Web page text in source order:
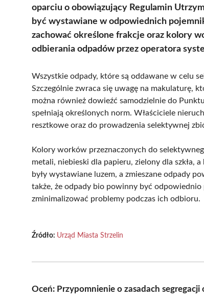
oparciu o obowiązujący Regulamin
być wystawiane w odpowiednich
zachować określone frakcje oraz kolory
odbierania odpadów przez operatora
Wszystkie odpady, które są oddawane w celu
Szczególnie zwraca się uwagę na makulaturę,
można również dowieźć samodzielnie do
spełniają określonych norm. Właściciele
resztkowe oraz do prowadzenia selektywnej
Kolory worków przeznaczonych do
metali, niebieski dla papieru, zielony dla szkła,
były wystawiane luzem, a zmieszane odpady
także, że odpady bio powinny być
zminimalizować problemy podczas ich odbioru.
Źródło: Urząd Miasta Strzelin
Oceń: Przypomnienie o zasadach